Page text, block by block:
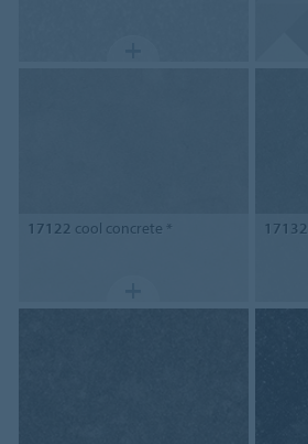
17122 cool concrete * 17132